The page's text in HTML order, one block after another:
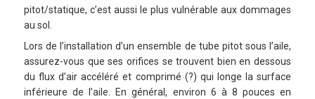
pitot/statique, c’est aussi le plus vulnérable aux dommages
au sol.
Lors de l’installation d’un ensemble de tube pitot sous l’aile,
assurez-vous que ses orifices se trouvent bien en dessous
du flux d’air accéléré et comprimé (?) qui longe la surface
inférieure de l’aile. En général, environ 6 à 8 pouces en